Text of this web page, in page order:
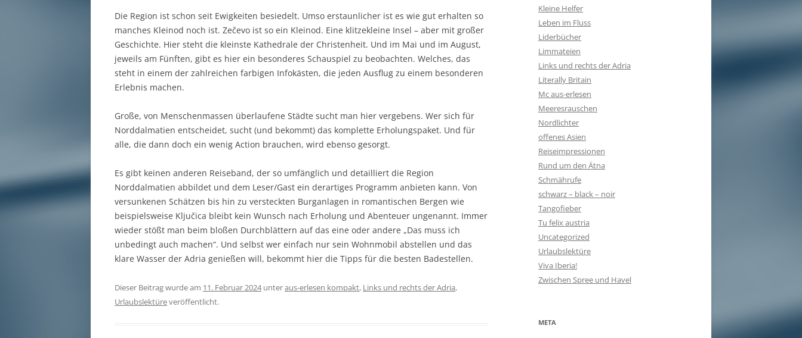
Die Region ist schon seit Ewigkeiten besiedelt. Umso erstaunlicher ist es wie gut erhalten so
manches Kleinod noch ist. Zečevo ist so ein Kleinod. Eine klitzekleine Insel – aber mit großer
Geschichte. Hier steht die kleinste Kathedrale der Christenheit. Und im Mai und im August,
jeweils am Fünften, gibt es hier ein besonderes Schauspiel zu beobachten. Welches, das
steht in einem der zahlreichen farbigen Infokästen, die jeden Ausflug zu einem besonderen
Erlebnis machen.
Große, von Menschenmassen überlaufene Städte sucht man hier vergebens. Wer sich für
Norddalmatien entscheidet, sucht (und bekommt) das komplette Erholungspaket. Und für
alle, die dann doch ein wenig Action brauchen, wird ebenso gesorgt.
Es gibt keinen anderen Reiseband, der so umfänglich und detailliert die Region
Norddalmatien abbildet und dem Leser/Gast ein derartiges Programm anbieten kann. Von
versunkenen Schätzen bis hin zu versteckten Burganlagen in romantischen Bergen wie
beispielsweise Ključica bleibt kein Wunsch nach Erholung und Abenteuer ungenannt. Immer
wieder stößt man beim bloßen Durchblättern auf das eine oder andere „Das muss ich
unbedingt auch machen“. Und selbst wer einfach nur sein Wohnmobil abstellen und das
klare Wasser der Adria genießen will, bekommt hier die Tipps für die besten Badestellen.
Dieser Beitrag wurde am 11. Februar 2024unteraus-erlesen kompakt, Links und rechts der Adria,
Urlaubslektüreveröffentlicht.
Kleine Helfer
Leben im Fluss
Liderbücher
Limmateien
Links und rechts der Adria
Literally Britain
Mc aus-erlesen
Meeresrauschen
Nordlichter
offenes Asien
Reiseimpressionen
Rund um den Ätna
Schmährufe
schwarz – black – noir
Tangofieber
Tu felix austria
Uncategorized
Urlaubslektüre
Viva Iberia!
Zwischen Spree und Havel
META